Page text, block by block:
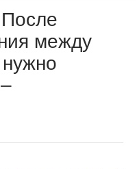
между